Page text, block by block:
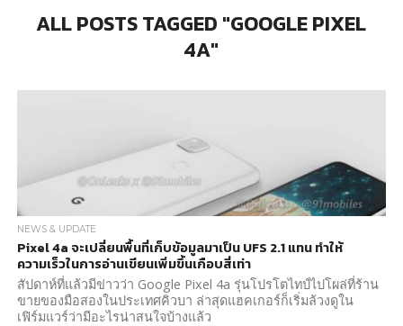
ALL POSTS TAGGED "GOOGLE PIXEL
4A"
NEWS & UPDATE
Pixel 4a จะเปลี่ยนพื้นที่เก็บข้อมูลมาเป็น UFS 2.1 แทน ทำให้
ความเร็วในการอ่านเขียนเพิ่มขึ้นเกือบสี่เท่า
สัปดาห์ที่แล้วมีข่าวว่า Google Pixel 4a รุ่นโปรโตไทป์ไปโผล่ที่ร้าน
ขายของมือสองในประเทศคิวบา ล่าสุดแฮคเกอร์ก็เริ่มล้วงดูใน
เฟิร์มแวร์ว่ามีอะไรน่าสนใจบ้างแล้ว